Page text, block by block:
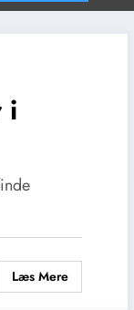
i
Læs Mere